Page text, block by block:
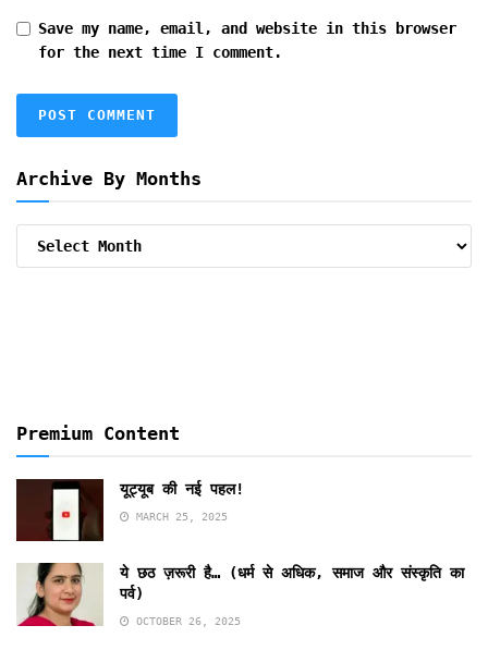
Save my name, email, and website in this browser
for the next time I comment.
Archive By Months
Archive
Premium Content
यूट्यूब की नई पहल!
MARCH 25, 2025
ये छठ ज़रूरी है… (धर्म से अधिक, समाज और संस्कृति का
पर्व)
OCTOBER 26, 2025